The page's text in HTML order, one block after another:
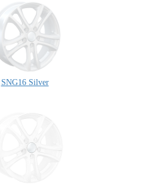
SNG16 Silver